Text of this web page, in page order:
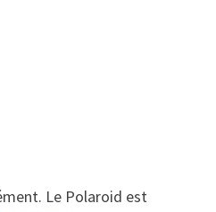
Le Polaroid est